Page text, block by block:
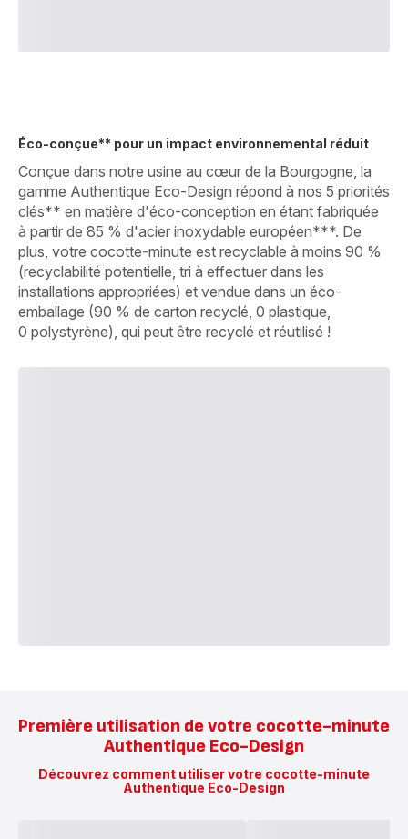
Éco-conçue** pour un impact environnemental réduit
Conçue dans notre usine au cœur de la Bourgogne, la
gamme Authentique Eco-Design répond à nos 5 priorités
clés** en matière d'éco-conception en étant fabriquée
à partir de 85 % d'acier inoxydable européen***. De
plus, votre cocotte-minute est recyclable à moins 90 %
(recyclabilité potentielle, tri à effectuer dans les
installations appropriées) et vendue dans un éco-
emballage (90 % de carton recyclé, 0 plastique,
0 polystyrène), qui peut être recyclé et réutilisé !
Première utilisation de votre cocotte-minute
Authentique Eco-Design
Découvrez comment utiliser votre cocotte-minute
Authentique Eco-Design